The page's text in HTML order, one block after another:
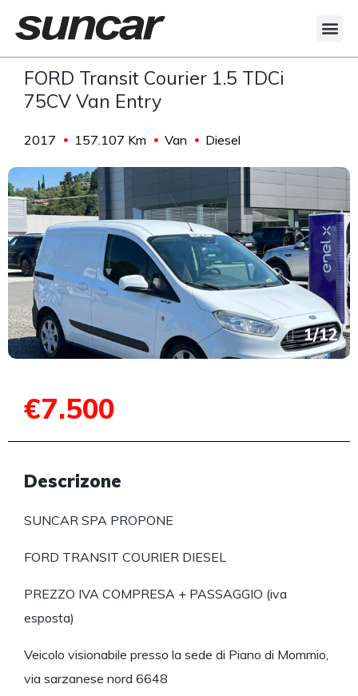
FORD Transit Courier 1.5 TDCi
75CV Van Entry
2017 157.107 Km Van Diesel
1/12
€7.500
Descrizone
SUNCAR SPA PROPONE
FORD TRANSIT COURIER DIESEL
PREZZO IVA COMPRESA + PASSAGGIO (iva
esposta)
Veicolo visionabile presso la sede di Piano di Mommio,
via sarzanese nord 6648